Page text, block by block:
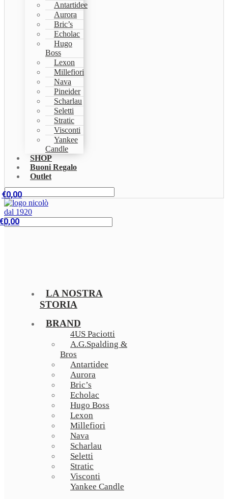
Antartidee
Aurora
Bric’s
Echolac
Hugo
Boss
Lexon
Millefiori
Nava
Pineider
Scharlau
Seletti
Stratic
Visconti
Yankee
Candle
SHOP
Buoni Regalo
Outlet
€0,00
0,00
LA NOSTRA
STORIA
BRAND
4US Paciotti
A.G.Spalding &
Bros
Antartidee
Aurora
Bric’s
Echolac
Hugo Boss
Lexon
Millefiori
Nava
Scharlau
Seletti
Stratic
Visconti
Yankee Candle